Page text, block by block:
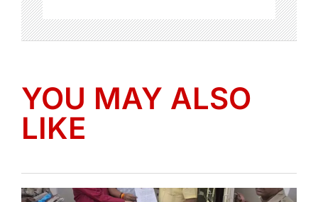
YOU MAY ALSO
LIKE